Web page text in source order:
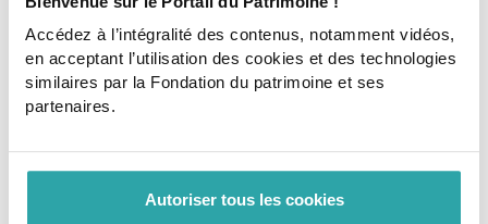
Accédez à l’intégralité des contenus, notamment vidéos,
en acceptant l’utilisation des cookies et des technologies
similaires par la Fondation du patrimoine et ses
partenaires.
Autoriser tous les cookies
Article
Comment classer un territoire au titre des
territoire au titre des sites patrimoniaux remarquables
(SPR).
Commencer